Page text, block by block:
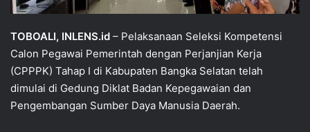
TOBOALI, INLENS.id – Pelaksanaan Seleksi Kompetensi
Calon Pegawai Pemerintah dengan Perjanjian Kerja
(CPPPK) Tahap I di Kabupaten Bangka Selatan telah
dimulai di Gedung Diklat Badan Kepegawaian dan
Pengembangan Sumber Daya Manusia Daerah.